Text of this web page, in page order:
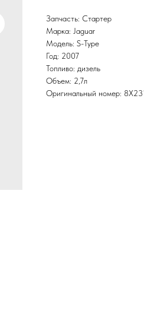
Запчасть: Стартер
Марка: Jaguar
Модель: S-Type
Год: 2007
Топливо: дизель
Объем: 2,7л
Оригинальный номер: